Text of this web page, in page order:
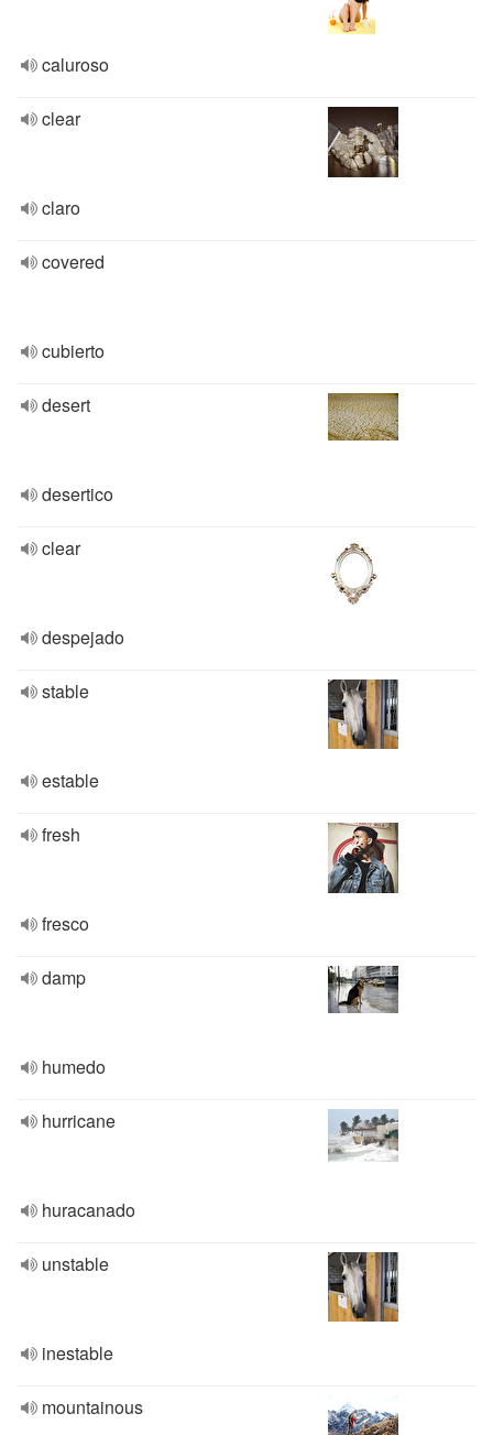
caluroso
clear
claro
covered
cubierto
desert
desertico
clear
despejado
stable
estable
fresh
fresco
damp
humedo
hurricane
huracanado
unstable
inestable
mountainous